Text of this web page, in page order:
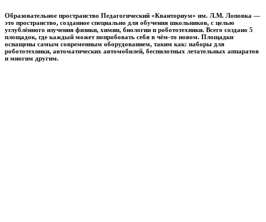
Образовательное пространство Педагогический «Кванториум» им. Л.М. Лоповка —
это пространство, созданное специально для обучения школьников, с целью
углублённого изучения физики, химии, биологии и робототехники. Всего создано 5
площадок, где каждый может попробовать себя в чём-то новом. Площадки
оснащены самым современным оборудованием, таким как: наборы для
робототехники, автоматических автомобилей, беспилотных летательных аппаратов
и многим другим.